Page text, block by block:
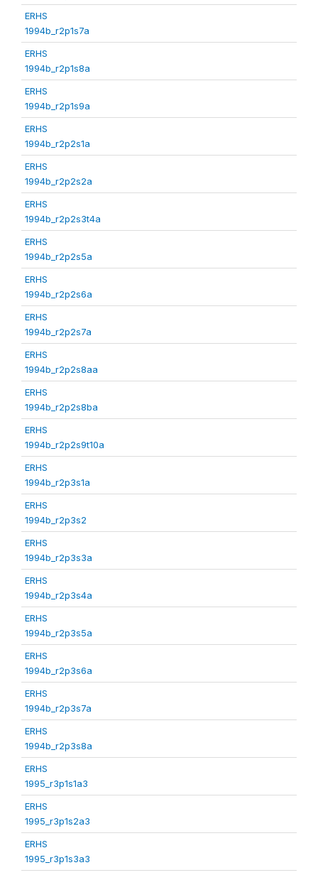
ERHS
1994b_r2p1s7a
ERHS
1994b_r2p1s8a
ERHS
1994b_r2p1s9a
ERHS
1994b_r2p2s1a
ERHS
1994b_r2p2s2a
ERHS
1994b_r2p2s3t4a
ERHS
1994b_r2p2s5a
ERHS
1994b_r2p2s6a
ERHS
1994b_r2p2s7a
ERHS
1994b_r2p2s8aa
ERHS
1994b_r2p2s8ba
ERHS
1994b_r2p2s9t10a
ERHS
1994b_r2p3s1a
ERHS
1994b_r2p3s2
ERHS
1994b_r2p3s3a
ERHS
1994b_r2p3s4a
ERHS
1994b_r2p3s5a
ERHS
1994b_r2p3s6a
ERHS
1994b_r2p3s7a
ERHS
1994b_r2p3s8a
ERHS
1995_r3p1s1a3
ERHS
1995_r3p1s2a3
ERHS
1995_r3p1s3a3